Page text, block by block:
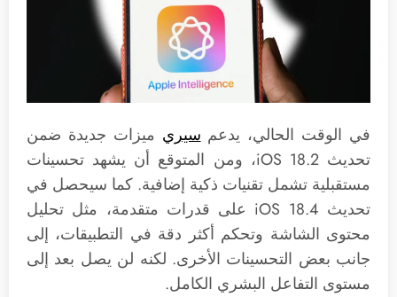
في الوقت الحالي، يدعمسيري ميزات جديدة ضمن
تحديث iOS 18.2، ومن المتوقع أن يشهد تحسينات
مستقبلية تشمل تقنيات ذكية إضافية. كما سيحصل في
تحديث iOS 18.4 على قدرات متقدمة، مثل تحليل
محتوى الشاشة وتحكم أكثر دقة في التطبيقات، إلى
جانب بعض التحسينات الأخرى. لكنه لن يصل بعد إلى
مستوى التفاعل البشري الكامل.